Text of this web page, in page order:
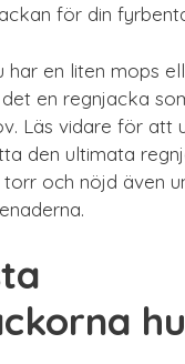
för din
har en liten mops
en regnjacka
Läs vidare för att
den ultimata
torr och nöjd även